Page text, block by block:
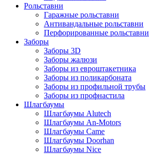
Рольставни
Гаражные рольставни
Антивандальные рольставни
Перфорированные рольставни
Заборы
Заборы 3D
Заборы жалюзи
Заборы из евроштакетника
Заборы из поликарбоната
Заборы из профильной трубы
Заборы из профнастила
Шлагбаумы
Шлагбаумы Alutech
Шлагбаумы An-Motors
Шлагбаумы Came
Шлагбаумы Doorhan
Шлагбаумы Nice